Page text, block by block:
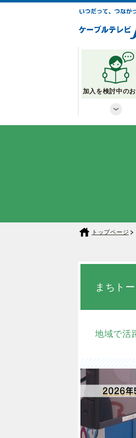
加入を検討中の
トップページ
まちト
地域で活